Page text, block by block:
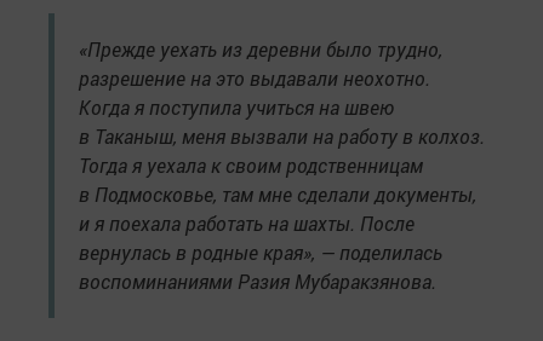
«Прежде уехать из деревни было трудно,
разрешение на это выдавали неохотно.
Когда я поступила учиться на швею
в Таканыш, меня вызвали на работу в колхоз.
Тогда я уехала к своим родственницам
в Подмосковье, там мне сделали документы,
и я поехала работать на шахты. После
вернулась в родные края», — поделилась
воспоминаниями Разия Мубаракзянова.